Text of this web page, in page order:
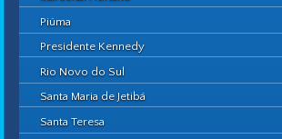
Piúma
Presidente Kennedy
Rio Novo do Sul
Santa Maria de Jetibá
Santa Teresa